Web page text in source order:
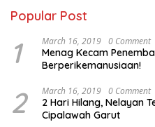
Popular Post
1 March 16, 2019 0 Comment
Menag Kecam
Berperikemanusiaan!
2 March 16, 2019 0 Comment
2 Hari Hilang, Nelayan
Cipalawah Garut